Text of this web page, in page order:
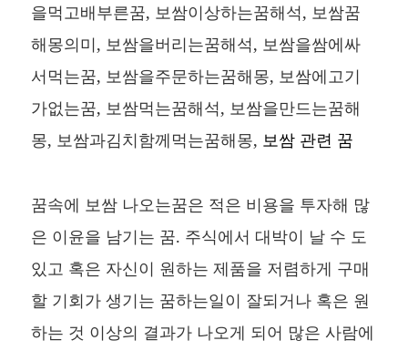
을먹고배부른꿈, 보쌈이상하는꿈해석, 보쌈꿈
해몽의미, 보쌈을버리는꿈해석, 보쌈을쌈에싸
서먹는꿈, 보쌈을주문하는꿈해몽, 보쌈에고기
가없는꿈, 보쌈먹는꿈해석, 보쌈을만드는꿈해
몽, 보쌈과김치함께먹는꿈해몽, 보쌈 관련 꿈
꿈속에 보쌈 나오는꿈은 적은 비용을 투자해 많
은 이윤을 남기는 꿈. 주식에서 대박이 날 수 도
있고 혹은 자신이 원하는 제품을 저렴하게 구매
할 기회가 생기는 꿈하는일이 잘되거나 혹은 원
하는 것 이상의 결과가 나오게 되어 많은 사람에